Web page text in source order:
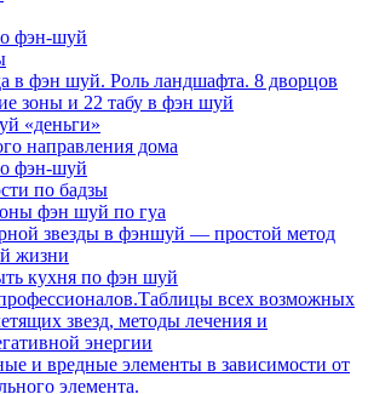
фэн-шуй
в фэн шуй. Роль ландшафта. 8 дворцов
зоны и 22 табу в фэн шуй
«деньги»
направления дома
фэн-шуй
по бадзы
фэн шуй по гуа
звезды в фэншуй — простой метод
жизни
кухня по фэн шуй
всех возможных
звезд, методы лечения и
энергии
и вредные элементы в зависимости от
элемента.